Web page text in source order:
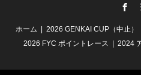
ホーム 2026 GENKAI CUP（中止）
2026 FYC ポイントレース
2024